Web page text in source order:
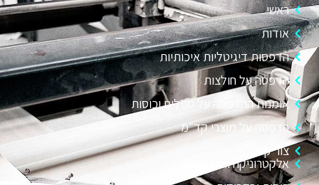
ראשי
אודות
הדפסות דיגיטליות איכותיות
הדפסה על חולצות
אומנות ההדפסה על ספלים וכוסות
הדפסה על מוצרי קד״מ
צור קשר
אלקטרוניקה וגאדג׳טים